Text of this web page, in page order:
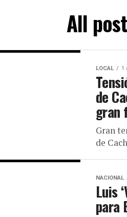
All
LOCAL 1
de
gran
Gran
de
NACIONAL
Luis
para